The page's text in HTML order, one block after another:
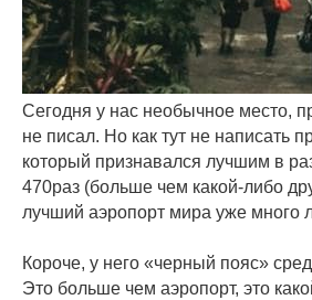
Сегодня у нас необычное место,
не писал. Но как тут не написать
который признавался лучшим в
470раз (больше чем какой-либо
лучший аэропорт мира уже много
Короче, у него «черный пояс»
Это больше чем аэропорт, это